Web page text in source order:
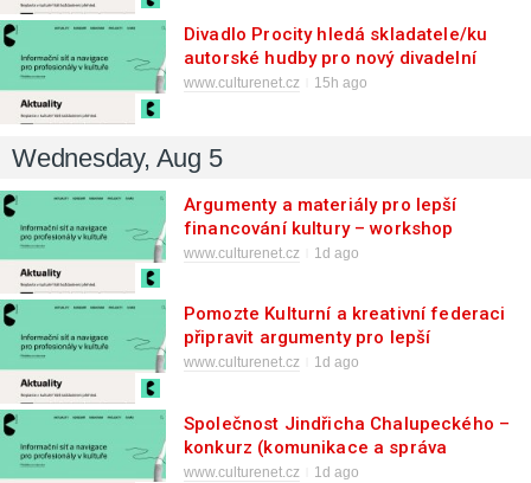
Divadlo Procity hledá skladatele/ku
autorské hudby pro nový divadelní
projekt
www.culturenet.cz 15h ago
Wednesday, Aug 5
Argumenty a materiály pro lepší
financování kultury – workshop
www.culturenet.cz 1d ago
Pomozte Kulturní a kreativní federaci
připravit argumenty pro lepší
financování kultury
www.culturenet.cz 1d ago
Společnost Jindřicha Chalupeckého –
konkurz (komunikace a správa
sociálních sítí)
www.culturenet.cz 1d ago